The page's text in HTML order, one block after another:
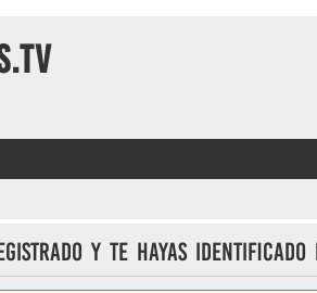
y te hayas